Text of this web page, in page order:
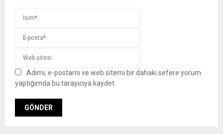
Adımı, e-postamı ve web sitemi bir dahaki sefere yorum
yaptığımda bu tarayıcıya kaydet.